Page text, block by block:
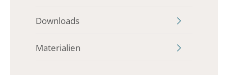
Downloads
Materialien